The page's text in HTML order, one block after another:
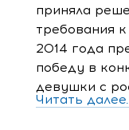
приняла
требования
2014 года
победу в
девушки с
Читать далее...